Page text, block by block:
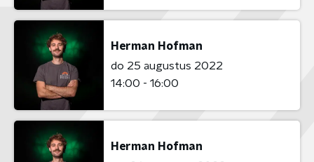
Herman Hofman
do 25 augustus 2022
14:00 - 16:00
Herman Hofman